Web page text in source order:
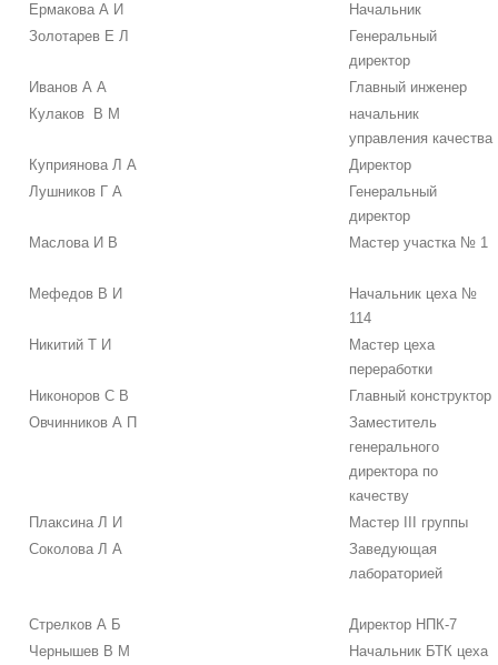
Ермакова А И
Начальник
Золотарев Е Л
Генеральный
директор
Иванов А А
Главный инженер
Кулаков В М
начальник
управления качества
Куприянова Л А
Директор
Лушников Г А
Генеральный
директор
Маслова И В
Мастер участка № 1
Мефедов В И
Начальник цеха №
114
Никитий Т И
Мастер цеха
переработки
Никоноров С В
Главный конструктор
Овчинников А П
Заместитель
генерального
директора по
качеству
Плаксина Л И
Мастер III группы
Соколова Л А
Заведующая
лабораторией
Стрелков А Б
Директор НПК-7
Чернышев В М
Начальник БТК цеха